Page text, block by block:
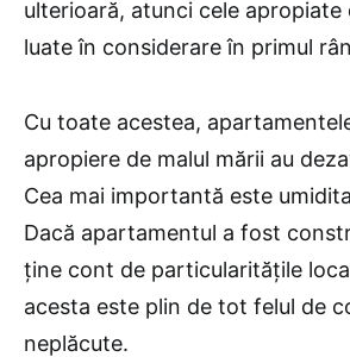
ulterioară, atunci cele apropiate
luate în considerare în primul
Cu toate acestea,
apropiere de malul mării au
Cea mai importantă este
Dacă apartamentul a fost
ține cont de particularitățile
acesta este plin de tot felul de
neplăcute.